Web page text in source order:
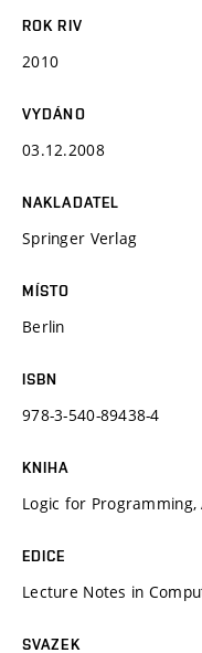
ROK RIV
2010
VYDÁNO
03.12.2008
NAKLADATEL
Springer Verlag
MÍSTO
Berlin
ISBN
978-3-540-89438-4
KNIHA
Logic for
EDICE
Lecture Notes in
SVAZEK